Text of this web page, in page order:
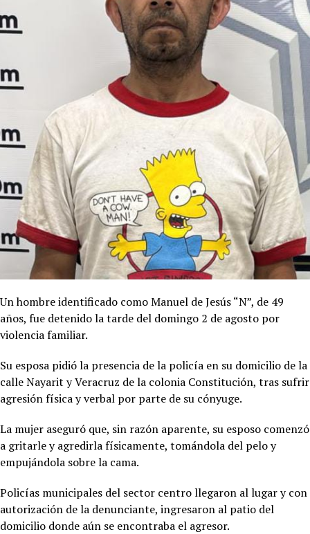
Un hombre identificado como Manuel de Jesús “N”, de 49
años, fue detenido la tarde del domingo 2 de agosto por
violencia familiar.
Su esposa pidió la presencia de la policía en su domicilio de la
calle Nayarit y Veracruz de la colonia Constitución, tras sufrir
agresión física y verbal por parte de su cónyuge.
La mujer aseguró que, sin razón aparente, su esposo comenzó
a gritarle y agredirla físicamente, tomándola del pelo y
empujándola sobre la cama.
Policías municipales del sector centro llegaron al lugar y con
autorización de la denunciante, ingresaron al patio del
domicilio donde aún se encontraba el agresor.